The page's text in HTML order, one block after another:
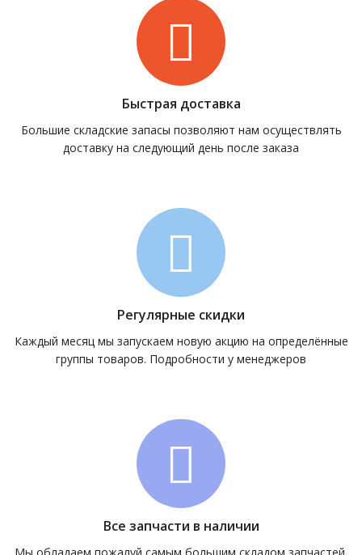
Быстрая доставка
Большие складские запасы позволяют нам осуществлять
доставку на следующий день после заказа
Регулярные скидки
Каждый месяц мы запускаем новую акцию на определённые
группы товаров. Подробности у менеджеров
Все запчасти в наличии